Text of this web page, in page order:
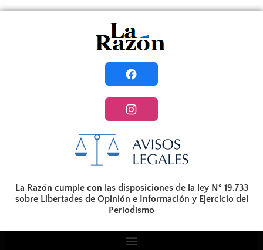
La Razón cumple con las disposiciones de la ley N° 19.733
sobre Libertades de Opinión e Información y Ejercicio del
Periodismo